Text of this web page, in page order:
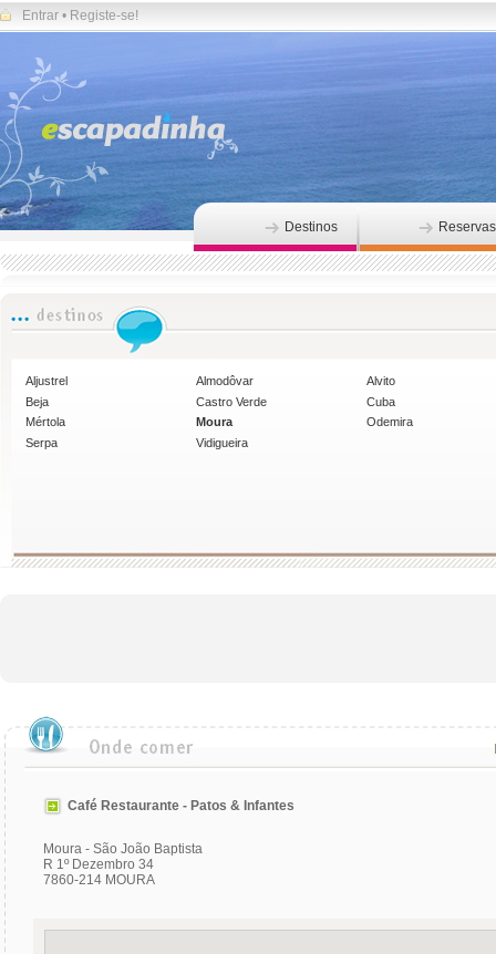
Entrar • Registe-se!
Destinos Reservas
Aljustrel Almodôvar
Alvito
Beja
Castro Verde
Cuba
Mértola
Moura
Odemira
Serpa
Vidigueira
Café Restaurante - Patos & Infantes
Moura - São João Baptista
R 1º Dezembro 34
7860-214 MOURA